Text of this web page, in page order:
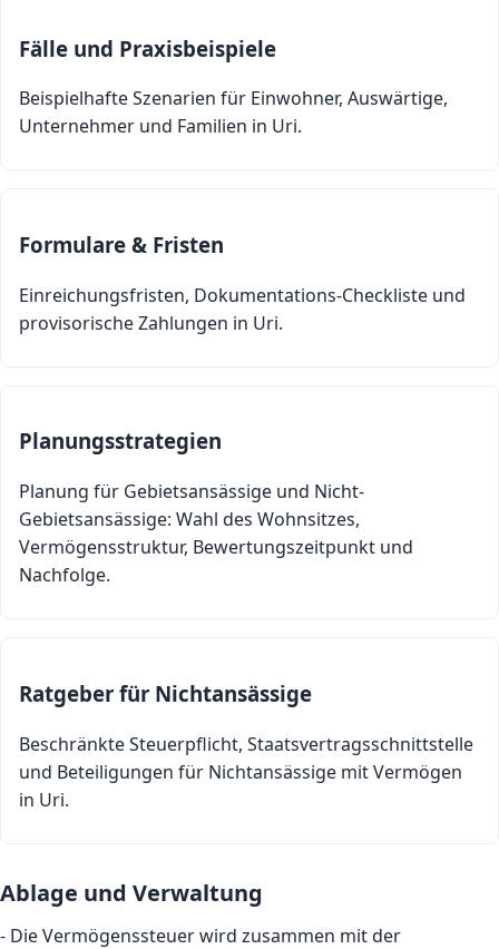
Fälle und Praxisbeispiele
Beispielhafte Szenarien für Einwohner, Auswärtige,
Unternehmer und Familien in Uri.
Formulare & Fristen
Einreichungsfristen, Dokumentations-Checkliste und
provisorische Zahlungen in Uri.
Planungsstrategien
Planung für Gebietsansässige und Nicht-
Gebietsansässige: Wahl des Wohnsitzes,
Vermögensstruktur, Bewertungszeitpunkt und
Nachfolge.
Ratgeber für Nichtansässige
Beschränkte Steuerpflicht, Staatsvertragsschnittstelle
und Beteiligungen für Nichtansässige mit Vermögen
in Uri.
Ablage und Verwaltung
- Die Vermögenssteuer wird zusammen mit der